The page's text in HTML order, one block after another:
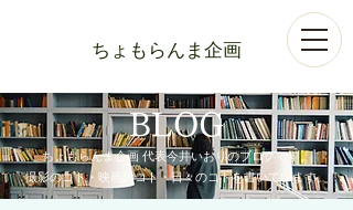
ちょもらんま企画
BLOG
ちょもらんま企画 代表今井いおりのブログです。
​撮影のコト・映画のコト・日々のコトを書いています。